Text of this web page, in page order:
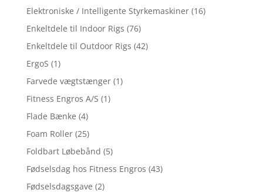
Elektroniske / Intelligente Styrkemaskiner (16)
Enkeltdele til Indoor Rigs (76)
Enkeltdele til Outdoor Rigs (42)
ErgoS (1)
Farvede vægtstænger (1)
Fitness Engros A/S (1)
Flade Bænke (4)
Foam Roller (25)
Foldbart Løbebånd (5)
Fødselsdag hos Fitness Engros (43)
Fødselsdagsgave (2)